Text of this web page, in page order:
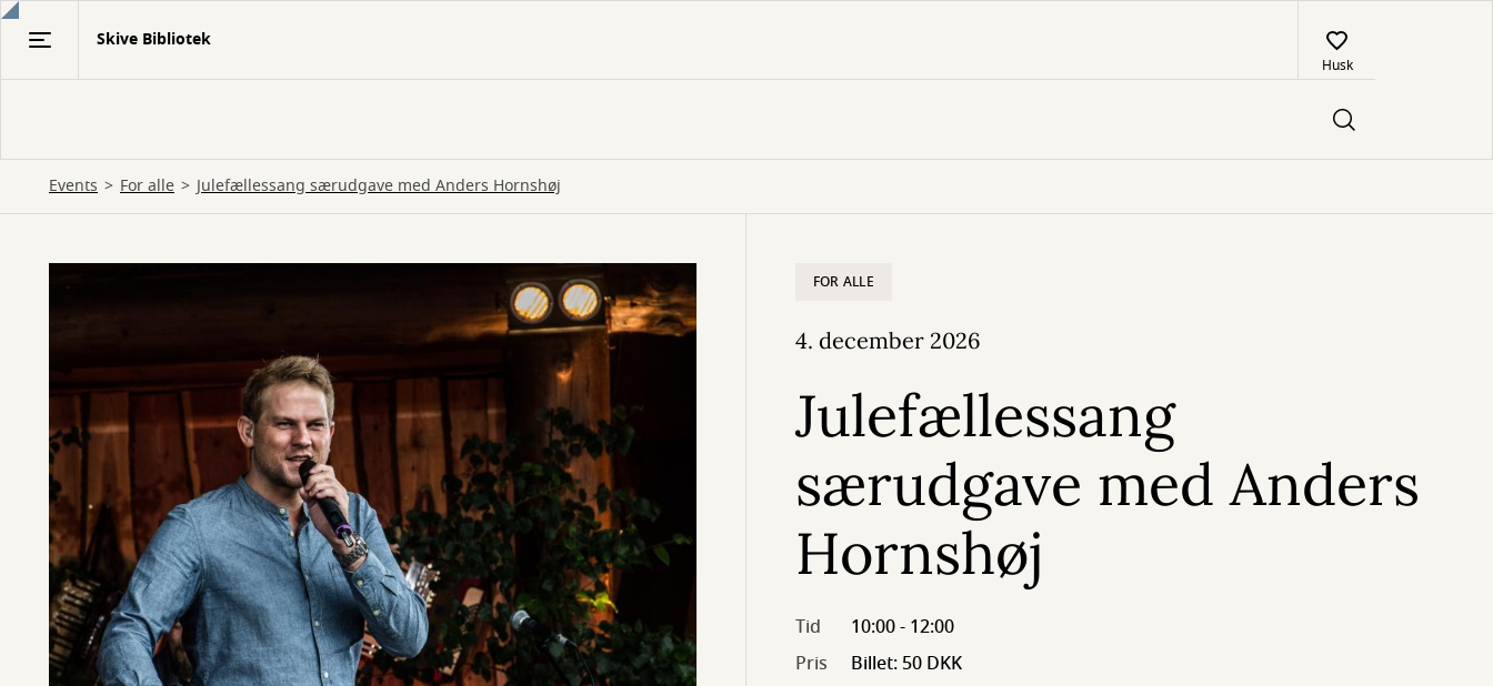
Gå
Skive Bibliotek
Husk
Events For alle Julefællessang særudgave med Anders Hornshøj
FOR ALLE
4. december 2026
Julefællessang
særudgave med Anders
Hornshøj
Tid
10:00 - 12:00
Pris
Billet: 50 DKK